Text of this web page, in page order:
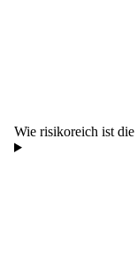
Wie risikoreich ist